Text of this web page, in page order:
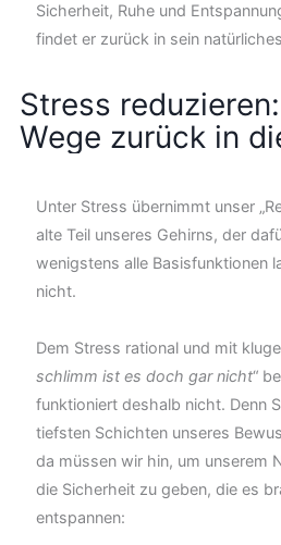
Sicherheit, Ruhe und
findet er zurück in sein
Stress
Wege zurück in
Unter Stress übernimmt unser
alte Teil unseres Gehirns, der
wenigstens alle Basisfunktionen
nicht.
Dem Stress rational und mit
schlimm ist es doch gar nicht“
funktioniert deshalb nicht. Denn
tiefsten Schichten unseres
da müssen wir hin, um unserem
die Sicherheit zu geben, die es
entspannen: